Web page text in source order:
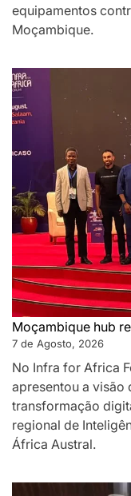
equipamentos
Moçambique.
Moçambique hub
7 de Agosto, 2026
No Infra for Africa
apresentou a visão
transformação
regional de
África Austral.